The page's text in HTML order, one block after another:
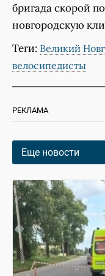
бригада скорой
новгородскую
Теги: Великий
велосипедисты
РЕКЛАМА
Еще новости